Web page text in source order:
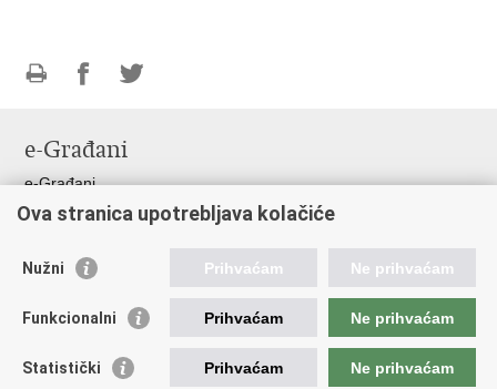
FacebookuTwitteru
e-Građani
e-Građani
Pristup informacijama
Pravo na pristup informacijama
Pristup otvorenim podacima ministarstva
Važne poveznice
Ova stranica upotrebljava kolačiće
Nužni Prihvaćam Ne prihvaćam
Funkcionalni Prihvaćam Ne prihvaćam
Statistički Prihvaćam Ne prihvaćam